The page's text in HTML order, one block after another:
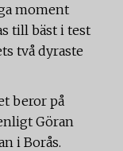
moment
till bäst i test
två dyraste
beror på
Göran
i Borås.